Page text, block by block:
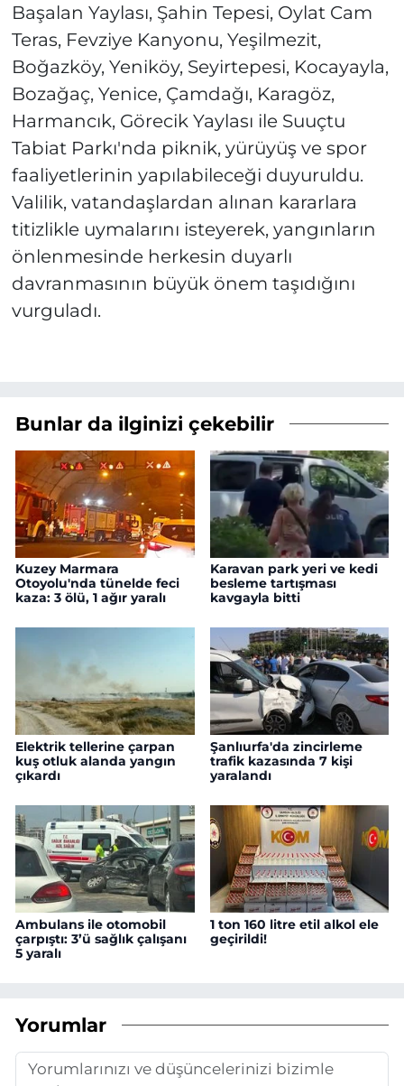
Başalan Yaylası, Şahin Tepesi, Oylat Cam
Teras, Fevziye Kanyonu, Yeşilmezit,
Boğazköy, Yeniköy, Seyirtepesi, Kocayayla,
Bozağaç, Yenice, Çamdağı, Karagöz,
Harmancık, Görecik Yaylası ile Suuçtu
Tabiat Parkı'nda piknik, yürüyüş ve spor
faaliyetlerinin yapılabileceği duyuruldu.
Valilik, vatandaşlardan alınan kararlara
titizlikle uymalarını isteyerek, yangınların
önlenmesinde herkesin duyarlı
davranmasının büyük önem taşıdığını
vurguladı.
Bunlar da ilginizi çekebilir
Kuzey Marmara
Otoyolu'nda tünelde feci
kaza: 3 ölü, 1 ağır yaralı
Karavan park yeri ve kedi
besleme tartışması
kavgayla bitti
Elektrik tellerine çarpan
kuş otluk alanda yangın
çıkardı
Şanlıurfa'da zincirleme
trafik kazasında 7 kişi
yaralandı
Ambulans ile otomobil
çarpıştı: 3’ü sağlık çalışanı
5 yaralı
1 ton 160 litre etil alkol ele
geçirildi!
Yorumlar